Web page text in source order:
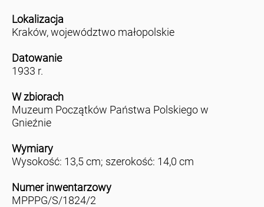
Lokalizacja
Kraków, województwo małopolskie
Datowanie
1933 r.
W zbiorach
Muzeum Początków Państwa Polskiego w
Gnieźnie
Wymiary
Wysokość: 13,5 cm; szerokość: 14,0 cm
Numer inwentarzowy
MPPPG/S/1824/2